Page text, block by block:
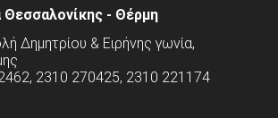
Θεσσαλονίκης - Θέρμη
Δημητρίου & Ειρήνης γωνία,
2310 270425, 2310 221174